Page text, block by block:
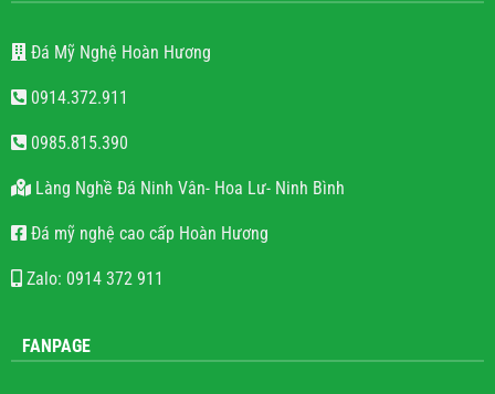
Đá Mỹ Nghệ Hoàn Hương
0914.372.911
0985.815.390
Làng Nghề Đá Ninh Vân- Hoa Lư- Ninh Bình
Đá mỹ nghệ cao cấp Hoàn Hương
Zalo: 0914 372 911
FANPAGE